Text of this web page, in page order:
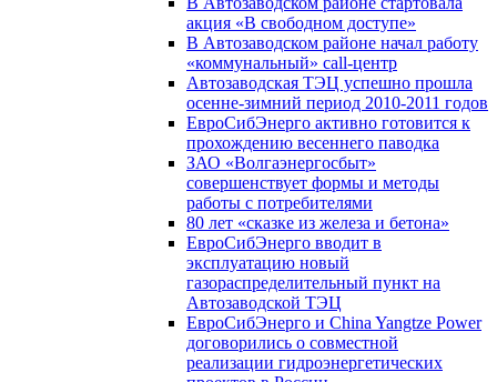
акция «В свободном доступе»
В Автозаводском районе начал работу
«коммунальный» call-центр
Автозаводская ТЭЦ успешно прошла
осенне-зимний период 2010-2011 годов
ЕвроСибЭнерго активно готовится к
прохождению весеннего паводка
ЗАО «Волгаэнергосбыт»
совершенствует формы и методы
работы с потребителями
80 лет «сказке из железа и бетона»
ЕвроСибЭнерго вводит в
эксплуатацию новый
газораспределительный пункт на
Автозаводской ТЭЦ
ЕвроСибЭнерго и China Yangtze Power
договорились о совместной
реализации гидроэнергетических